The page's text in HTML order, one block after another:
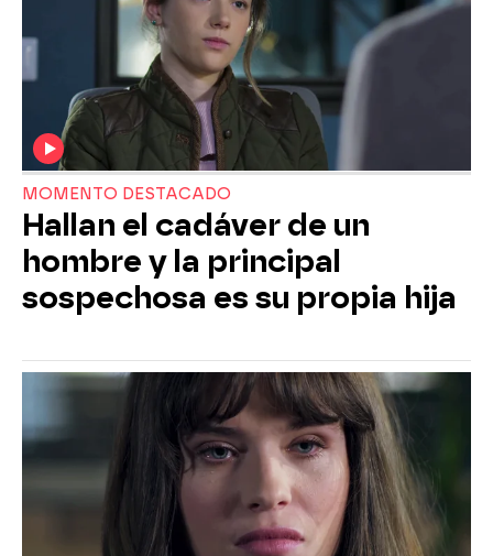
MOMENTO DESTACADO
Hallan el cadáver de un
hombre y la principal
sospechosa es su propia hija